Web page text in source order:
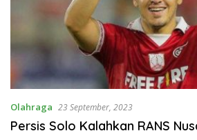
Olahraga 23 September, 2023
Persis Solo Kalahkan RANS